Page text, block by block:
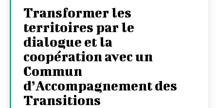
Transformer les
territoires par le
dialogue et la
coopération avec un
Commun
d’Accompagnement des
Transitions